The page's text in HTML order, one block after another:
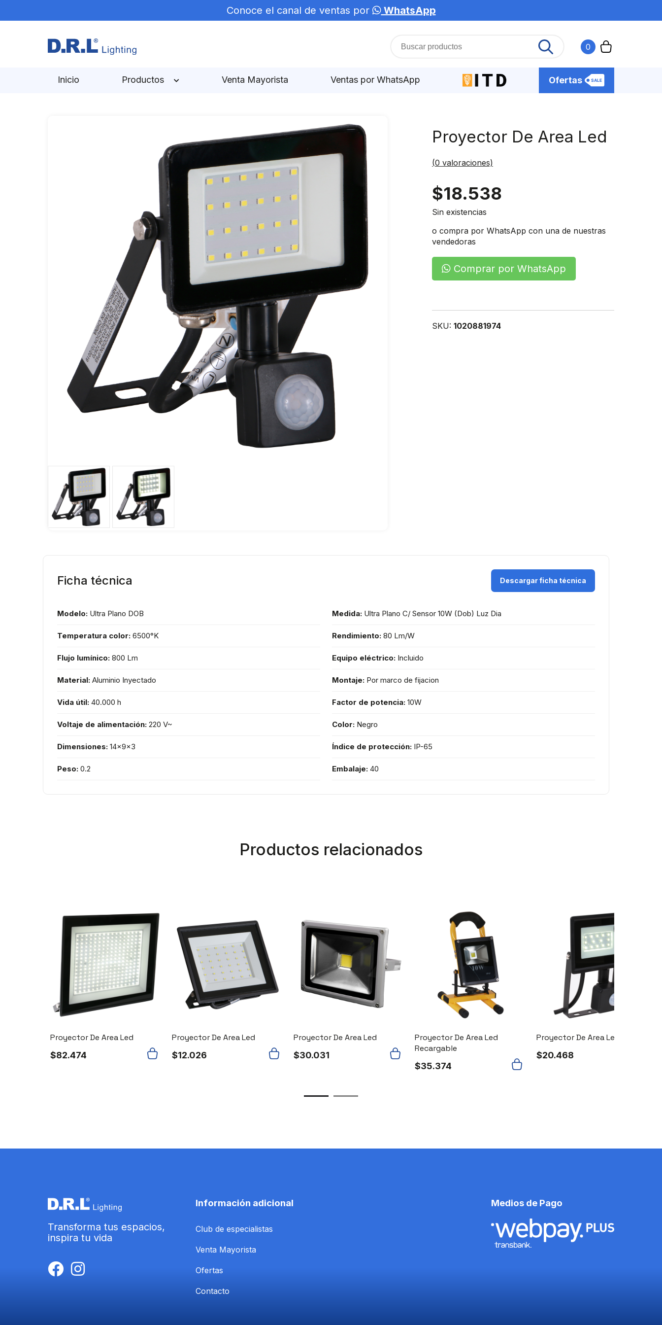
Conoce el canal de ventas por WhatsApp
0
Inicio Productos Venta Mayorista Ventas por WhatsApp Ofertas
Proyector De Area Led
(0 valoraciones)
$18.538
Agotado
Sin existencias
o compra por WhatsApp con una de nuestras
vendedoras
Comprar por WhatsApp
SKU: 1020881974
Ficha técnica Descargar ficha técnica
Modelo: Ultra Plano DOB Medida: Ultra Plano C/ Sensor 10W (Dob) Luz Dia
Temperatura color: 6500°K Rendimiento: 80 Lm/W
Flujo lumínico: 800 Lm Equipo eléctrico: Incluido
Material: Aluminio Inyectado Montaje: Por marco de fijacion
Vida útil: 40.000 h Factor de potencia: 10W
Voltaje de alimentación: 220 V~ Color: Negro
Dimensiones: 14x9x3 Índice de protección: IP-65
Peso: 0.2 Embalaje: 40
Productos relacionados
Proyector De Area Led
$82.474
Proyector De Area Led
$12.026
Proyector De Area Led
$30.031
Proyector De Area Led
Recargable
$35.374
Proyector De Area Led
$20.468
Transforma tus espacios,
inspira tu vida
Información adicional
Club de especialistas
Venta Mayorista
Ofertas
Contacto
Medios de Pago